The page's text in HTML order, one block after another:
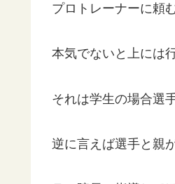
プロトレーナーに頼
本気でないと上には
それは学生の場合選
逆に言えば選手と親